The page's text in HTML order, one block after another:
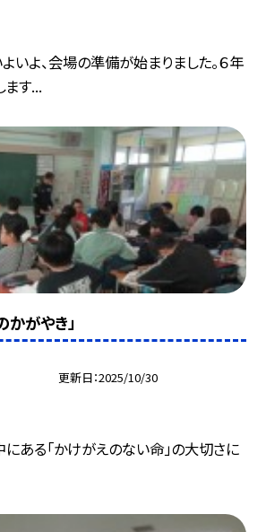
いよ、会場の準備が始まりました。６年
ます...
がやき」
更新日 2025/10/30
ある「かけがえのない命」の大切さに